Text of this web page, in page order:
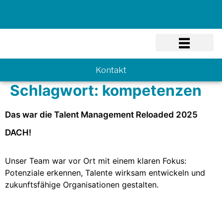
Kontakt
Schlagwort: kompetenzen
Das war die Talent Management Reloaded 2025
DACH!
Unser Team war vor Ort mit einem klaren Fokus:
Potenziale erkennen, Talente wirksam entwickeln und
zukunftsfähige Organisationen gestalten.